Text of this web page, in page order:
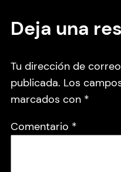
Deja una
Tu dirección de
publicada. Los
marcados con *
Comentario *